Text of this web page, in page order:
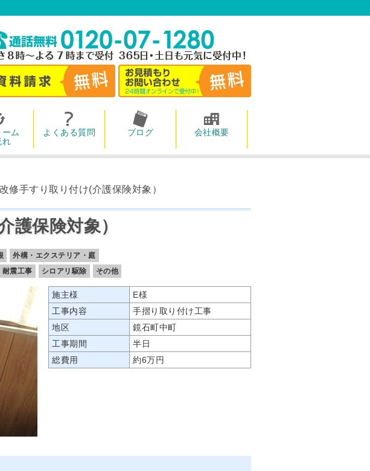
ーム
れ
よくある質問 ブログ 会社概要
修手すり取り付け(介護保険対象）
護保険対象）
外構・エクステリア・庭
耐震工事 シロアリ駆除 その他
施主様
E様
工事内容
手摺り取り付け工事
地区
鏡石町中町
工事期間
半日
総費用
約6万円